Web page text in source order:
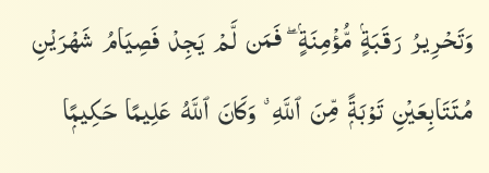
وَتَحْرِيرُ رَقَبَةٍۢ مُّؤْمِنَةٍۢ ۖ فَمَن لَّمْ يَجِدْ فَصِيَامُ شَهْرَيْنِ
مُتَتَابِعَيْنِ تَوْبَةًۭ مِّنَ ٱللَّهِ ۗ وَكَانَ ٱللَّهُ عَلِيمًا حَكِيمًۭا